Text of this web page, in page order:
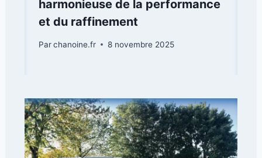
harmonieuse de la performance
et du raffinement
Parchanoine.fr 8 novembre 2025